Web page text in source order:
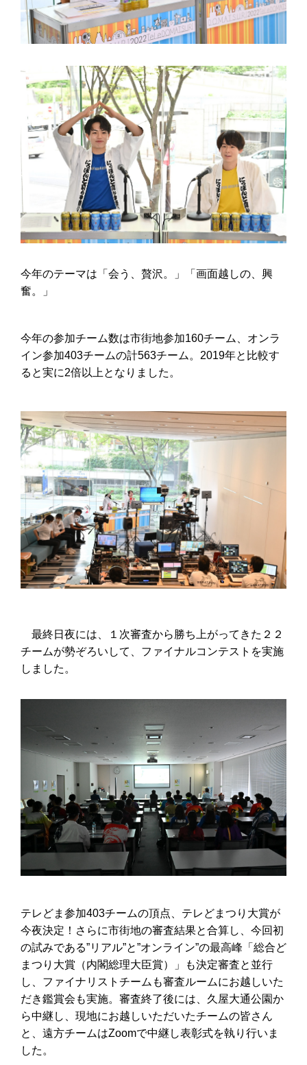
今年のテーマは「会う、贅沢。」「画面越しの、興
奮。」
今年の参加チーム数は市街地参加160チーム、オンラ
イン参加403チームの計563チーム。 2019年と比較す
ると実に2倍以上となりました。
最終日夜には、１次審査から勝ち上がってきた２２
チームが勢ぞろいして、ファイナルコンテストを実施
しました。
テレどま参加403チームの頂点、テレどまつり大賞が
今夜決定！さらに市街地の審査結果と合算し、今回初
の試みである”リアル”と”オンライン”の最高峰「総合ど
まつり大賞（内閣総理大臣賞）」も決定審査と並行
し、ファイナリストチームも審査ルームにお越しいた
だき鑑賞会も実施。審査終了後には、久屋大通公園か
ら中継し、現地にお越しいただいたチームの皆さん
と、遠方チームはZoomで中継し表彰式を執り行いま
した。